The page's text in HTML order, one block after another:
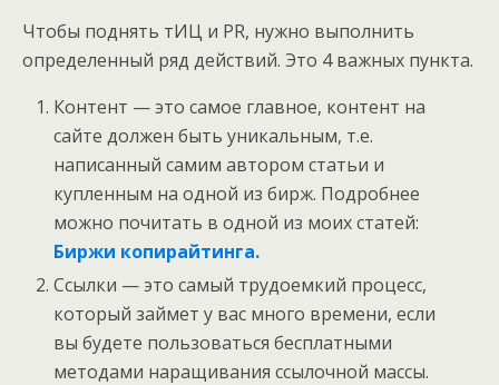
Чтобы поднять тИЦ и PR, нужно выполнить
определенный ряд действий. Это 4 важных пункта.
Контент — это самое главное, контент на
сайте должен быть уникальным, т.е.
написанный самим автором статьи и
купленным на одной из бирж. Подробнее
можно почитать в одной из моих статей:
Биржи копирайтинга.
Ссылки — это самый трудоемкий процесс,
который займет у вас много времени, если
вы будете пользоваться бесплатными
методами наращивания ссылочной массы.